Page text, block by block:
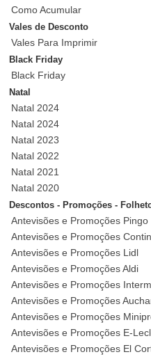
Como Acumular
Vales de Desconto
Vales Para Imprimir
Black Friday
Black Friday
Natal
Natal 2024
Natal 2024
Natal 2023
Natal 2022
Natal 2021
Natal 2020
Descontos - Promoções -
Antevisões e Promoções Pingo
Antevisões e Promoções
Antevisões e Promoções Lidl
Antevisões e Promoções Aldi
Antevisões e Promoções
Antevisões e Promoções
Antevisões e Promoções
Antevisões e Promoções E-
Antevisões e Promoções El